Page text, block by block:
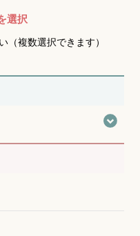
選択
（複数選択できます）